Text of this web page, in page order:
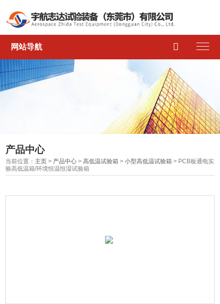
网站导航 
产品中心
当前位置： 主页 > 产品中心 >高低温试验箱 >小型高低温试验箱 > PCB板通电实
验高低温箱/环境恒温恒湿试验箱